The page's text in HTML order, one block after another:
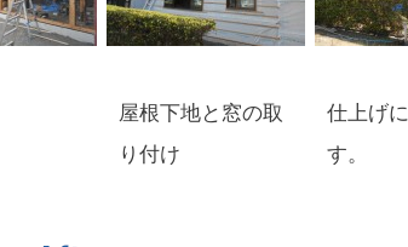
屋根下地と窓の取
り付け
仕上げ
す。